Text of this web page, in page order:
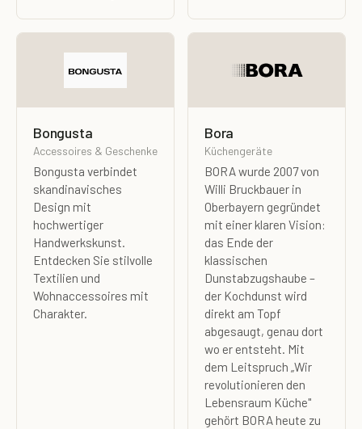
Bongusta
Accessoires & Geschenke
Bongusta verbindet
skandinavisches
Design mit
hochwertiger
Handwerkskunst.
Entdecken Sie stilvolle
Textilien und
Wohnaccessoires mit
Charakter.
Bora
Küchengeräte
BORA wurde 2007 von
Willi Bruckbauer in
Oberbayern gegründet
mit einer klaren Vision:
das Ende der
klassischen
Dunstabzugshaube –
der Kochdunst wird
direkt am Topf
abgesaugt, genau dort
wo er entsteht. Mit
dem Leitspruch „Wir
revolutionieren den
Lebensraum Küche"
gehört BORA heute zu